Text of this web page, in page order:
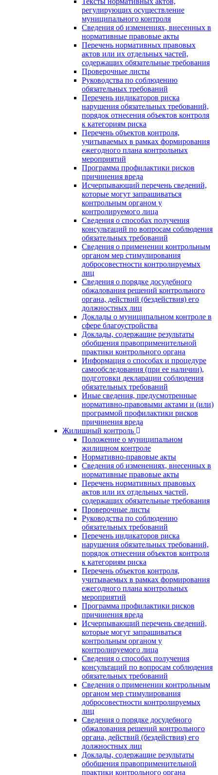
регулирующих осуществление
муниципального контроля
Сведения об изменениях, внесенных в
нормативные правовые акты
Перечень нормативных правовых
актов или их отдельных частей,
содержащих обязательные требования
Проверочные листы
Руководства по соблюдению
обязательных требований
Перечень индикаторов риска
нарушения обязательных требований,
порядок отнесения объектов контроля
к категориям риска
Перечень объектов контроля,
учитываемых в рамках формирования
ежегодного плана контрольных
мероприятий
Программа профилактики рисков
причинения вреда
Исчерпывающий перечень сведений,
которые могут запрашиваться
контрольным органом у
контролируемого лица
Сведения о способах получения
консультаций по вопросам соблюдения
обязательных требований
Сведения о применении контрольным
органом мер стимулирования
добросовестности контролируемых
лиц
Сведения о порядке досудебного
обжалования решений контрольного
органа, действий (бездействия) его
должностных лиц
Доклады о муниципальном контроле в
сфере благоустройства
Доклады, содержащие результаты
обобщения правоприменительной
практики контрольного органа
Информация о способах и процедуре
самообследования (при ее наличии),
подготовки декларации соблюдения
обязательных требований
Иные сведения, предусмотренные
нормативно-правовыми актами и (или)
программой профилактики рисков
причинения вреда
Жилищный контроль
Положение о муниципальном
жилищном контроле
Нормативно-правовые акты
Сведения об изменениях, внесенных в
нормативные правовые акты
Перечень нормативных правовых
актов или их отдельных частей,
содержащих обязательные требования
Проверочные листы
Руководства по соблюдению
обязательных требований
Перечень индикаторов риска
нарушения обязательных требований,
порядок отнесения объектов контроля
к категориям риска
Перечень объектов контроля,
учитываемых в рамках формирования
ежегодного плана контрольных
мероприятий
Программа профилактики рисков
причинения вреда
Исчерпывающий перечень сведений,
которые могут запрашиваться
контрольным органом у
контролируемого лица
Сведения о способах получения
консультаций по вопросам соблюдения
обязательных требований
Сведения о применении контрольным
органом мер стимулирования
добросовестности контролируемых
лиц
Сведения о порядке досудебного
обжалования решений контрольного
органа, действий (бездействия) его
должностных лиц
Доклады, содержащие результаты
обобщения правоприменительной
практики контрольного органа